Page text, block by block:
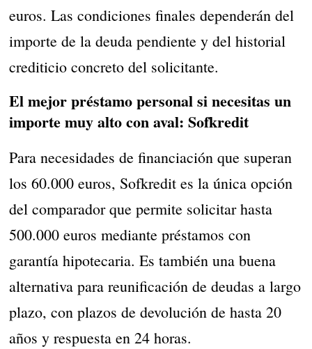
euros. Las condiciones finales dependerán del
importe de la deuda pendiente y del historial
crediticio concreto del solicitante.
El mejor préstamo personal si necesitas un
importe muy alto con aval: Sofkredit
Para necesidades de financiación que superan
los 60.000 euros, Sofkredit es la única opción
del comparador que permite solicitar hasta
500.000 euros mediante préstamos con
garantía hipotecaria. Es también una buena
alternativa para reunificación de deudas a largo
plazo, con plazos de devolución de hasta 20
años y respuesta en 24 horas.